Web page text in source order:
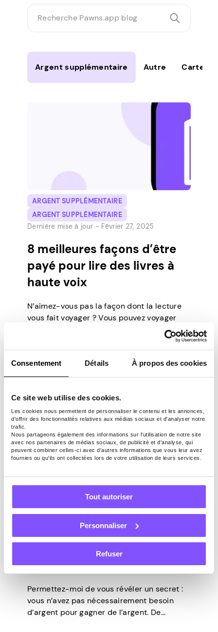
Consentement Détails À propos des cookies
Ce site web utilise des cookies.
Les cookies nous permettent de personnaliser le contenu et les annonces,
d'offrir des fonctionnalités relatives aux médias sociaux et d'analyser notre
trafic.
Nous partageons également des informations sur l'utilisation de notre site
avec nos partenaires de médias sociaux, de publicité et d'analyse, qui
peuvent combiner celles-ci avec d'autres informations que vous leur avez
fournies ou qu'ils ont collectées lors de votre utilisation de leurs services.
Tout autoriser
Personnaliser
Refuser
Recherche
Pawns.app
blog
Argent supplémentaire Autre Cartes-
ARGENT SUPPLÉMENTAIRE
ARGENT SUPPLÉMENTAIRE
Dernière mise à jour - Février 27, 2025
8 meilleures façons d’être
payé pour lire des livres à
haute voix
N’aimez-vous pas la façon dont la lecture
vous fait voyager ? Vous pouvez voyager
dans un nouveau monde et même à travers
le temps. Vous avez la chance de découvrir
des pensées et des opinions farfelues,
parfois en entendant une autre version de
l’histoire, une que vous n’auriez jamais
[…]
Dernière mise à jour -
Février 27, 2025
Les 10 meilleures
applications de gains
quotidiens sans
investissement d’argent
Permettez-moi de vous révéler un secret :
vous n’avez pas nécessairement besoin
d’argent pour gagner de l’argent. De